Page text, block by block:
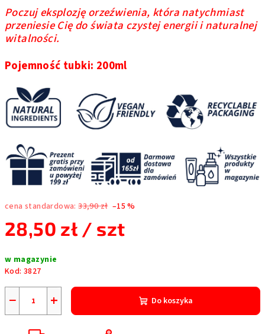
Poczuj eksplozję orzeźwienia, która natychmiast
przeniesie Cię do świata czystej energii i naturalnej
witalności.
Pojemność tubki: 200ml
cena standardowa: 33,90 zł –15 %
28,50 zł / szt
jednostkowa:
w magazynie
Kod: 3827
+
− Do koszyka